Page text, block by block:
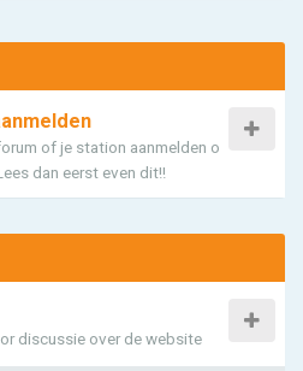
of je station aanmelden o
dan eerst even dit!!
discussie over de website